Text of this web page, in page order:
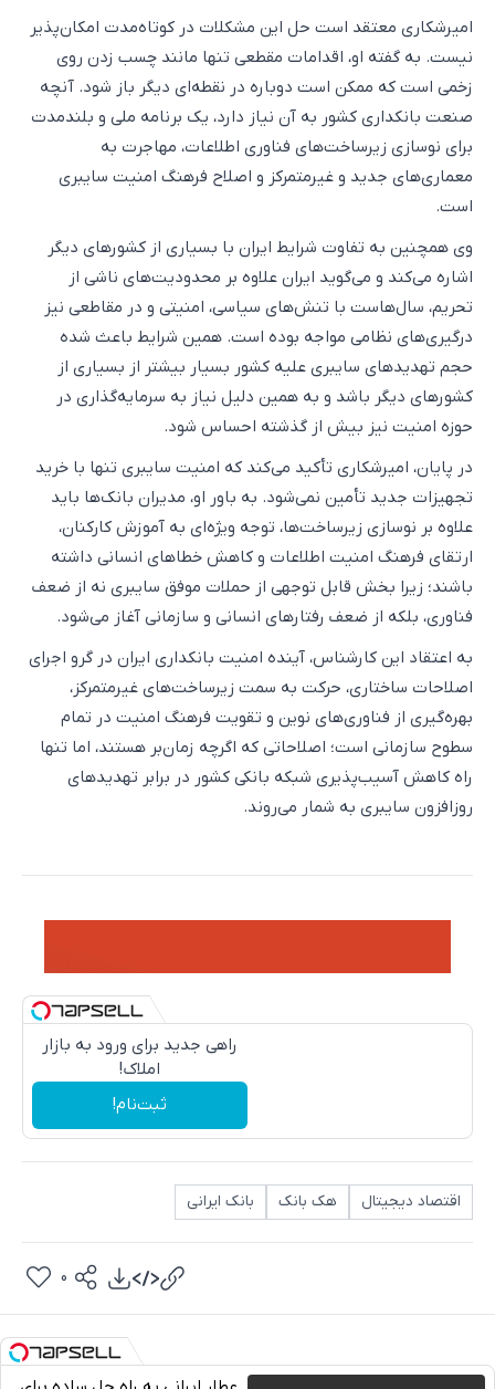
امیرشکاری معتقد است حل این مشکلات در کوتاه‌مدت امکان‌پذیر
نیست. به گفته او، اقدامات مقطعی تنها مانند چسب زدن روی
زخمی است که ممکن است دوباره در نقطه‌ای دیگر باز شود. آنچه
صنعت بانکداری کشور به آن نیاز دارد، یک برنامه ملی و بلندمدت
برای نوسازی زیرساخت‌های فناوری اطلاعات، مهاجرت به
معماری‌های جدید و غیرمتمرکز و اصلاح فرهنگ امنیت سایبری
است.
وی همچنین به تفاوت شرایط ایران با بسیاری از کشورهای دیگر
اشاره می‌کند و می‌گوید ایران علاوه بر محدودیت‌های ناشی از
تحریم، سال‌هاست با تنش‌های سیاسی، امنیتی و در مقاطعی نیز
درگیری‌های نظامی مواجه بوده است. همین شرایط باعث شده
حجم تهدیدهای سایبری علیه کشور بسیار بیشتر از بسیاری از
کشورهای دیگر باشد و به همین دلیل نیاز به سرمایه‌گذاری در
حوزه امنیت نیز بیش از گذشته احساس شود.
در پایان، امیرشکاری تأکید می‌کند که امنیت سایبری تنها با خرید
تجهیزات جدید تأمین نمی‌شود. به باور او، مدیران بانک‌ها باید
علاوه بر نوسازی زیرساخت‌ها، توجه ویژه‌ای به آموزش کارکنان،
ارتقای فرهنگ امنیت اطلاعات و کاهش خطاهای انسانی داشته
باشند؛ زیرا بخش قابل توجهی از حملات موفق سایبری نه از ضعف
فناوری، بلکه از ضعف رفتارهای انسانی و سازمانی آغاز می‌شود.
به اعتقاد این کارشناس، آینده امنیت بانکداری ایران در گرو اجرای
اصلاحات ساختاری، حرکت به سمت زیرساخت‌های غیرمتمرکز،
بهره‌گیری از فناوری‌های نوین و تقویت فرهنگ امنیت در تمام
سطوح سازمانی است؛ اصلاحاتی که اگرچه زمان‌بر هستند، اما تنها
راه کاهش آسیب‌پذیری شبکه بانکی کشور در برابر تهدیدهای
روزافزون سایبری به شمار می‌روند.
راهی جدید برای ورود به بازار
املاک!
ثبت‌نام!
اقتصاد دیجیتال هک بانک بانک ایرانی
0